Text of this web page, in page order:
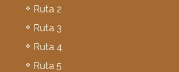
Ruta 2
Ruta 3
Ruta 4
Ruta 5